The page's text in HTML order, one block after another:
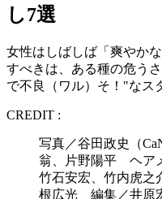
し7選
女性はしばしば「爽やか
すべきは、ある種の危う
で不良（ワル）そ！"なス
CREDIT :
写真／谷田政史（
翁、片野陽平 ヘア
竹石安宏、竹内虎之
根広光 編集／井原